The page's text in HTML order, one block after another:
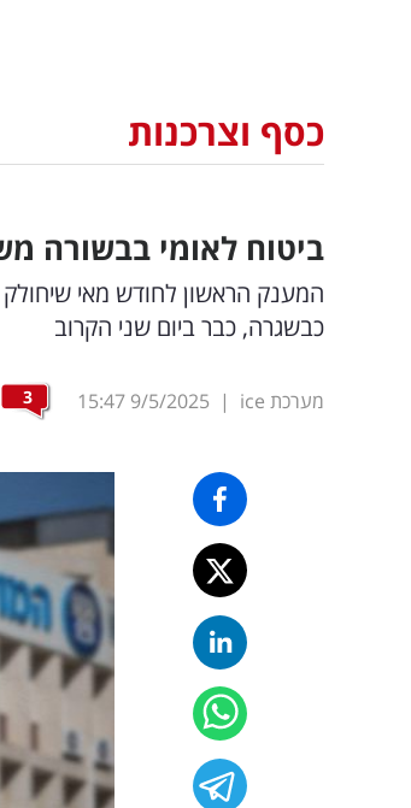
כסף וצרכנות
ביטוח לאומי בבשורה
כבשגרה, כבר ביום שני הקרוב
מערכת ice |
9/5/2025
15:47
3